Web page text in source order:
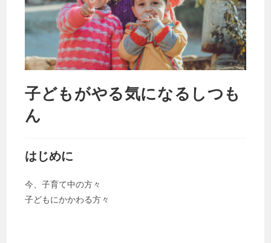
子どもがやる気になるしつも
ん
はじめに
今、子育て中の方々
子どもにかかわる方々